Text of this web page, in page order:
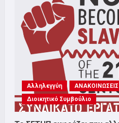
Αλληλεγγύη ΑΝΑΚΟΙΝΩΣΕΙΣ
Διοικητικό Συμβούλιο